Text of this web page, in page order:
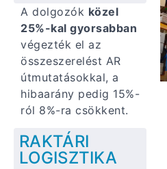
A dolgozók közel
25%-kal gyorsabban
végezték el az
összeszerelést AR
útmutatásokkal, a
hibaarány pedig 15%-
ról 8%-ra csökkent.
RAKTÁRI
LOGISZTIKA